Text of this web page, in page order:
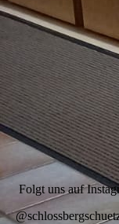
Folgt uns auf